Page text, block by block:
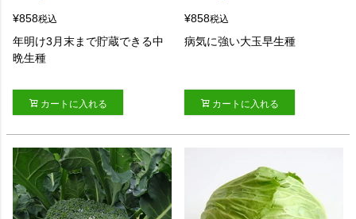
¥858税込
年明け3月末まで貯蔵できる中
晩生種
カートに入れる
¥858税込
病気に強い大玉早生種
カートに入れる